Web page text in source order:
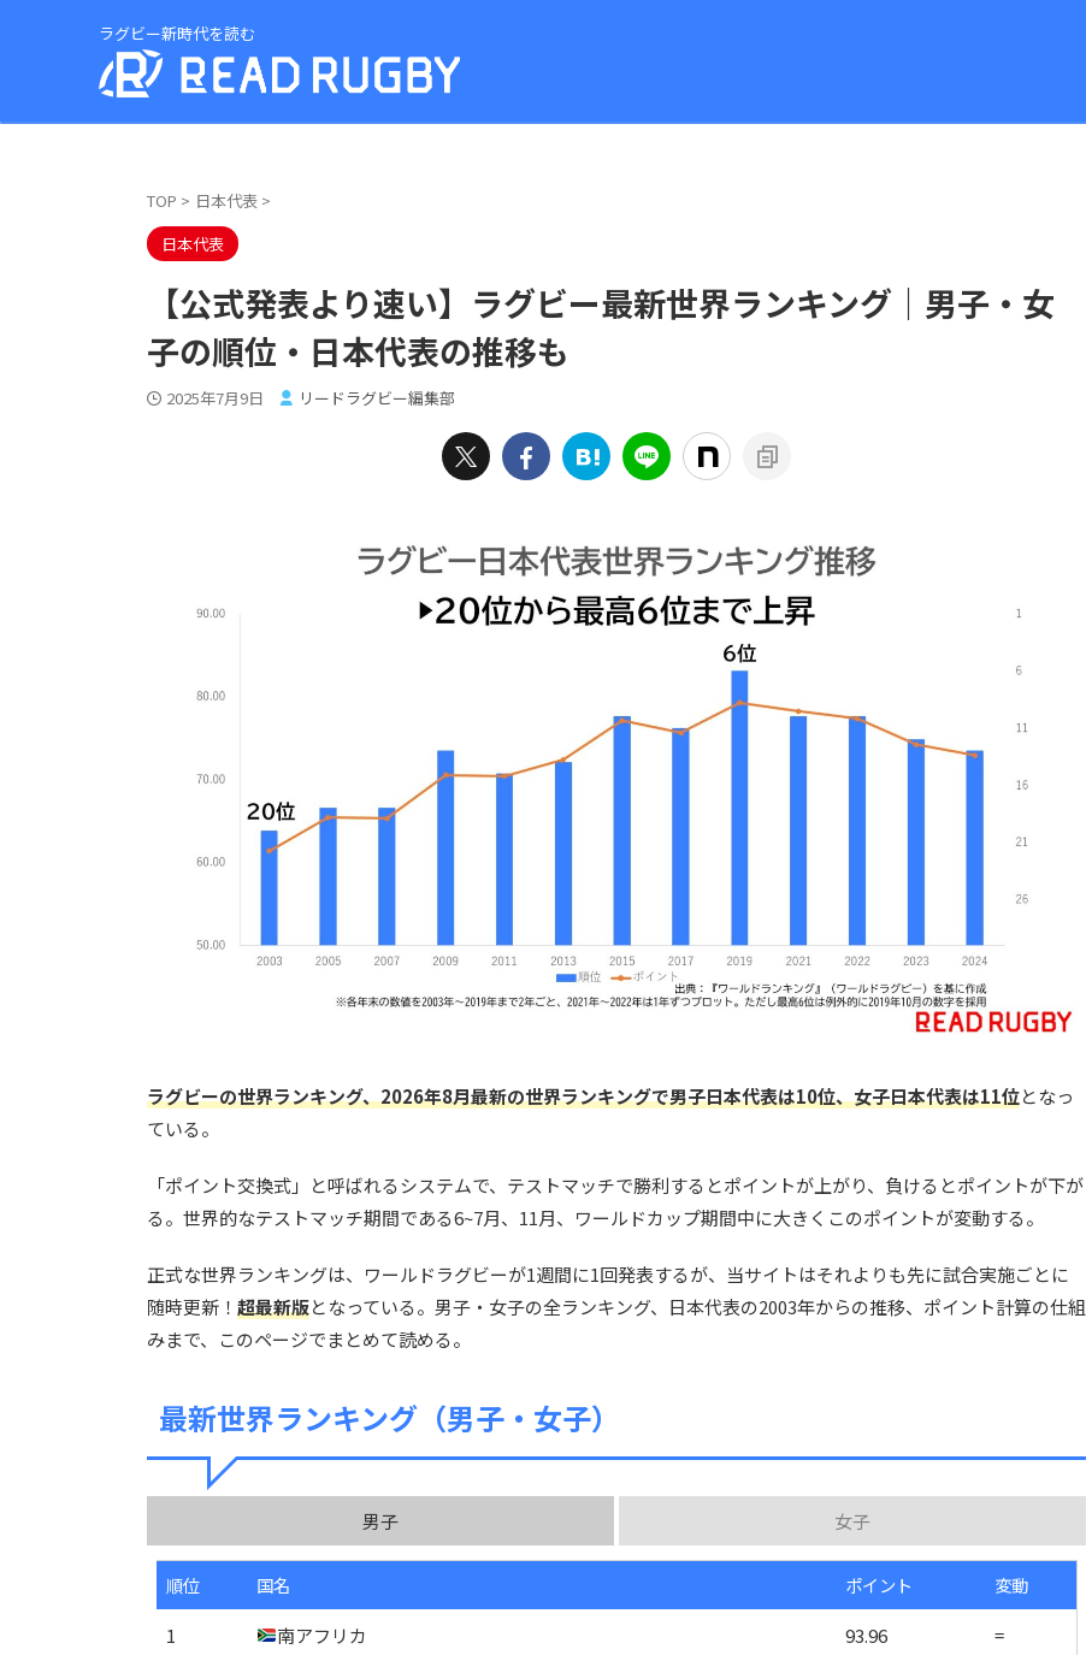
ラグビー新時代を読む
TOP > 日本代表 >
日本代表
【公式発表より速い】ラグビー最新世界ランキング｜男子・女
子の順位・日本代表の推移も
2025年7月9日 リードラグビー編集部
ラグビーの世界ランキング、2026年8月最新の世界ランキングで男子日本代表は10位、女子日本代表は11位となっ
ている。
「ポイント交換式」と呼ばれるシステムで、テストマッチで勝利するとポイントが上がり、負けるとポイントが下が
る。世界的なテストマッチ期間である6~7月、11月、ワールドカップ期間中に大きくこのポイントが変動する。
正式な世界ランキングは、ワールドラグビーが1週間に1回発表するが、当サイトはそれよりも先に試合実施ごとに
随時更新！ 超最新版となっている。男子・女子の全ランキング、日本代表の2003年からの推移、ポイント計算の仕組
みまで、このページでまとめて読める。
最新世界ランキング（男子・女子）
男子 女子
順位 国名 ポイント
変動
1
南アフリカ 93.96 =